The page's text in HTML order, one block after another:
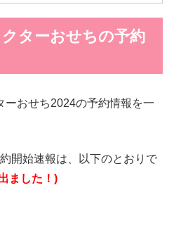
クターおせちの予約
ーおせち2024の予約情報を一
開始速報は、以下のとおりで
ました！)